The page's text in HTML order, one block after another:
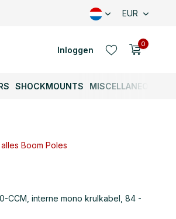
EUR
Inloggen
0
SHOCKMOUNTS MISCELLANEOUS
Boom Poles
CCM, interne mono krulkabel, 84 -